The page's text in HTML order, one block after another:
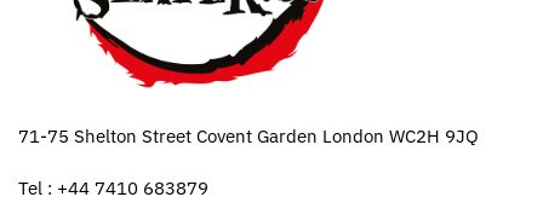
71-75 Shelton Street Covent Garden London WC2H 9JQ
Tel : +44 7410 683879